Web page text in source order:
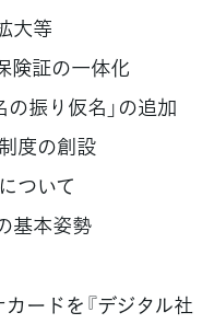
大等
険証の一体化
振り仮名」の追加
度の創設
ついて
基本姿勢
ードを『デジタル社